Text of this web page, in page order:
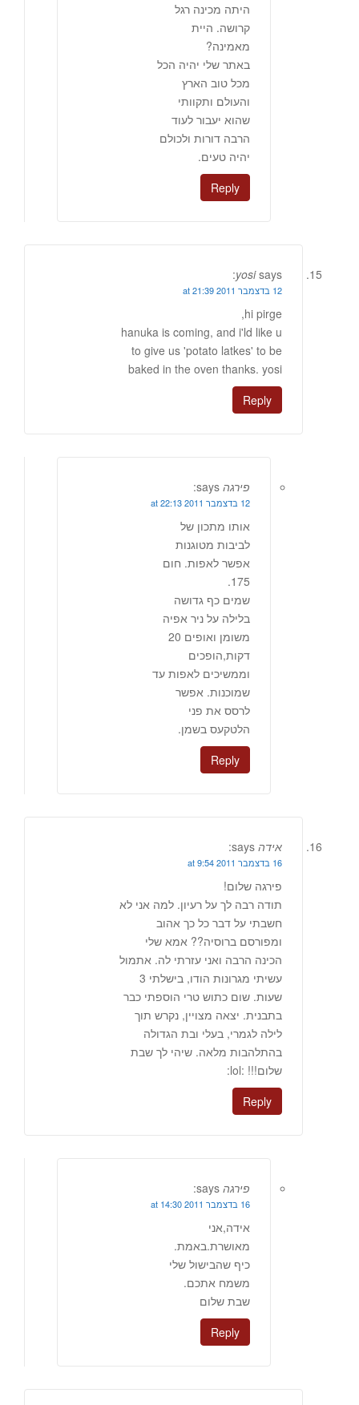
היתה מכינה רגל
קרושה. היית
מאמינה?
באתר שלי יהיה הכל
מכל טוב הארץ
והעולם ותקוותי
שהוא יעבור לעוד
הרבה דורות ולכולם
יהיה טעים.
Reply
yosi says:
12 בדצמבר 2011 at 21:39
hi pirge,
hanuka is coming, and i'ld like u
to give us 'potato latkes' to be
baked in the oven thanks. yosi
Reply
פירגה says:
12 בדצמבר 2011 at 22:13
אותו מתכון של
לביבות מטוגנות
אפשר לאפות. חום
175.
שמים כף גדושה
בלילה על ניר אפיה
משומן ואופים 20
דקות,הופכים
וממשיכים לאפות עד
שמוכנות. אפשר
לרסס את פני
הלטקעס בשמן.
Reply
אידה says:
16 בדצמבר 2011 at 9:54
פירגה שלום!
תודה רבה לך על רעיון. למה אני לא
חשבתי על דבר כל כך אהוב
ומפורסם ברוסיה?? אמא שלי
הכינה הרבה ואני עזרתי לה. אתמול
עשיתי מגרונות הודו, בישלתי 3
שעות. שום כתוש טרי הוספתי כבר
בתבנית. יצאה מצויין, נקרש תוך
לילה לגמרי, בעלי ובת הגדולה
בהתלהבות מלאה. שיהי לך שבת
שלום!!! :lol:
Reply
פירגה says:
16 בדצמבר 2011 at 14:30
אידה,אני
מאושרת.באמת.
כיף שהבישול שלי
משמח אתכם.
שבת שלום
Reply